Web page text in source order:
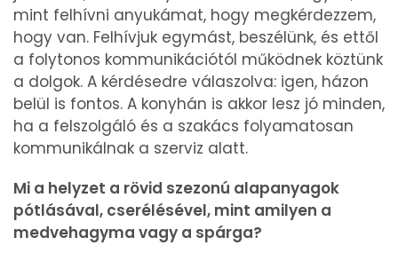
mint felhívni anyukámat, hogy megkérdezzem,
hogy van. Felhívjuk egymást, beszélünk, és ettől
a folytonos kommunikációtól működnek köztünk
a dolgok. A kérdésedre válaszolva: igen, házon
belül is fontos. A konyhán is akkor lesz jó minden,
ha a felszolgáló és a szakács folyamatosan
kommunikálnak a szerviz alatt.
Mi a helyzet a rövid szezonú alapanyagok
pótlásával, cserélésével, mint amilyen a
medvehagyma vagy a spárga?